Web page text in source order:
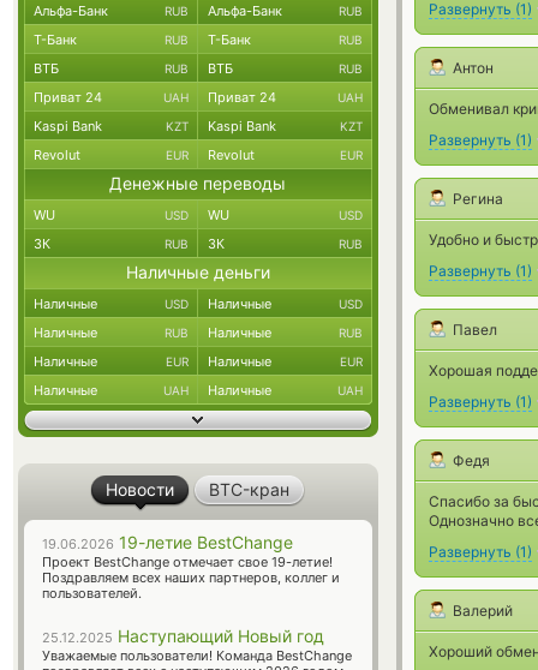
Развернуть (1)
Антон
Обменивал
Развернуть (1)
Регина
Удобно и
Развернуть (1)
Павел
Хорошая
Развернуть (1)
Федя
Спасибо за
Однозначно
Развернуть (1)
Валерий
Хороший
Альфа-Банк RUB Альфа-Банк RUB
Т-Банк RUB Т-Банк RUB
ВТБ RUB ВТБ RUB
Приват 24 UAH Приват 24 UAH
Kaspi Bank KZT Kaspi Bank KZT
Revolut EUR Revolut EUR
Денежные переводы
WU USD WU USD
ЗК RUB ЗК RUB
Наличные деньги
Наличные USD Наличные USD
Наличные RUB Наличные RUB
Наличные EUR Наличные EUR
Наличные UAH Наличные UAH
Новости BTC-кран
19.06.2026 19-летие BestChange
Проект BestChange отмечает свое 19-летие!
Поздравляем всех наших партнеров, коллег и
пользователей.
25.12.2025 Наступающий Новый год
Уважаемые пользователи! Команда BestChange